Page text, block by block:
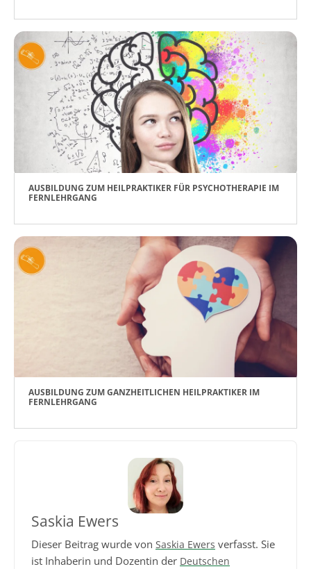
AUSBILDUNG ZUM HEILPRAKTIKER FÜR PSYCHOTHERAPIE IM
FERNLEHRGANG
AUSBILDUNG ZUM GANZHEITLICHEN HEILPRAKTIKER IM
FERNLEHRGANG
Saskia Ewers
Dieser Beitrag wurde von Saskia Ewers verfasst. Sie
ist Inhaberin und Dozentin der Deutschen